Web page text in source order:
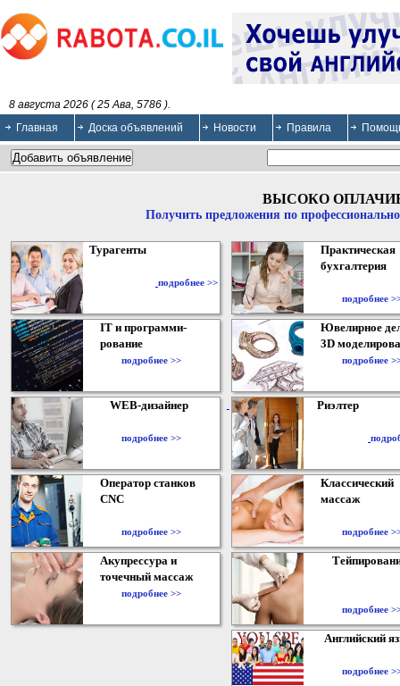
8 августа 2026 ( 25 Ава, 5786 ).
Главная
Доска объявлений Новости Правила
ВЫСОКО
Получить предложения по
Турагенты
подробнее >>
Практическая
бухгалтерия
подробнее
IT и программи-
рование
подробнее >>
Ювелирное
3D
подробнее
WEB-дизайнер
подробнее >>
Риэлтер
Оператор станков
CNC
подробнее >>
Классический
массаж
подробнее
Акупрессура и
точечный массаж
подробнее >>
подробнее
Английский
подробнее